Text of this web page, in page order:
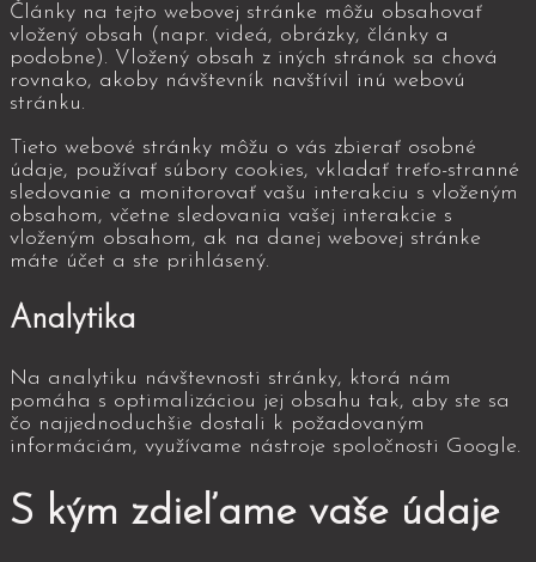
Články na tejto webovej stránke môžu obsahovať
vložený obsah (napr. videá, obrázky, články a
podobne). Vložený obsah z iných stránok sa chová
rovnako, akoby návštevník navštívil inú webovú
stránku.
Tieto webové stránky môžu o vás zbierať osobné
údaje, používať súbory cookies, vkladať treťo-stranné
sledovanie a monitorovať vašu interakciu s vloženým
obsahom, včetne sledovania vašej interakcie s
vloženým obsahom, ak na danej webovej stránke
máte účet a ste prihlásený.
Analytika
Na analytiku návštevnosti stránky, ktorá nám
pomáha s optimalizáciou jej obsahu tak, aby ste sa
čo najjednoduchšie dostali k požadovaným
informáciám, využívame nástroje spoločnosti Google.
S kým zdieľame vaše údaje